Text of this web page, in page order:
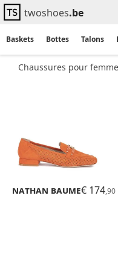
twoshoes.be
Baskets Bottes Talons
Chaussures pour
Nathan Baume N07
€ 174,90